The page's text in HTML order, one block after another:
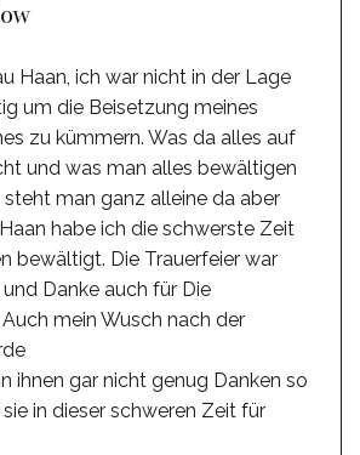
Haan, ich war nicht in der Lage
um die Beisetzung meines
zu kümmern. Was da alles auf
und was man alles bewältigen
man ganz alleine da aber
habe ich die schwerste Zeit
bewältigt. Die Trauerfeier war
Danke auch für Die
mein Wusch nach der
ihnen gar nicht genug Danken so
in dieser schweren Zeit für